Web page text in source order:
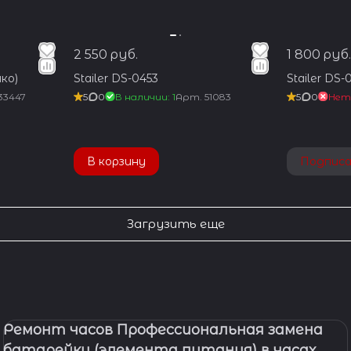
2 550 руб.
Stailer DS-0453
5 0 В наличии: 1Арт.51083
В корзину
1 800 руб.
Stailer DS-
5 0 Нет
Загрузить еще
Ремонт часов Профессиональная замена